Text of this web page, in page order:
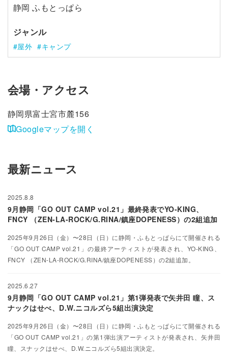
静岡 ふもとっぱら
ジャンル
屋外 キャンプ
会場・アクセス
静岡県富士宮市麓156
Googleマップを開く
最新ニュース
2025.8.8
9月静岡「GO OUT CAMP vol.21」最終発表でYO-KING、
FNCY （ZEN-LA-ROCK/G.RINA/鎮座DOPENESS）の2組追加
2025年9月26日（金）〜28日（日）に静岡・ふもとっぱらにて開催される
「GO OUT CAMP vol.21」の最終アーティストが発表され、YO-KING、
FNCY （ZEN-LA-ROCK/G.RINA/鎮座DOPENESS）の2組追加。
2025.6.27
9月静岡「GO OUT CAMP vol.21」第1弾発表で矢井田 瞳、ス
ナックはせべ、D.W.ニコルズら5組出演決定
2025年9月26日（金）〜28日（日）に静岡・ふもとっぱらにて開催される
「GO OUT CAMP vol.21」の第1弾出演アーティストが発表され、矢井田
瞳、スナックはせべ、D.W.ニコルズら5組出演決定。